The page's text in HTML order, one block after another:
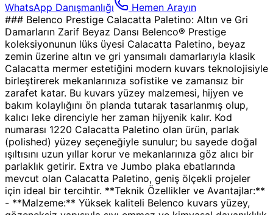
WhatsApp Danışmanlığı
Hemen Arayın
### Belenco Prestige Calacatta Paletino: Altın ve Gri
Damarların Zarif Beyaz Dansı Belenco® Prestige
koleksiyonunun lüks üyesi Calacatta Paletino, beyaz
zemin üzerine altın ve gri yansımalı damarlarıyla klasik
Calacatta mermer estetiğini modern kuvars teknolojisiyle
birleştirerek mekanlarınıza sofistike ve zamansız bir
zarafet katar. Bu kuvars yüzey malzemesi, hijyen ve
bakım kolaylığını ön planda tutarak tasarlanmış olup,
kalıcı leke direnciyle her zaman hijyenik kalır. Kod
numarası 1220 Calacatta Paletino olan ürün, parlak
(polished) yüzey seçeneğiyle sunulur; bu sayede doğal
ışıltısını uzun yıllar korur ve mekanlarınıza göz alıcı bir
parlaklık getirir. Extra ve Jumbo plaka ebatlarında
mevcut olan Calacatta Paletino, geniş ölçekli projeler
için ideal bir tercihtir. **Teknik Özellikler ve Avantajlar:**
- **Malzeme:** Yüksek kaliteli Belenco kuvars yüzey,